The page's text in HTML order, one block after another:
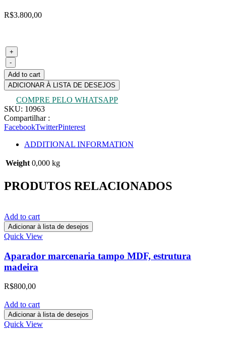
R$3.800,00
+
-
Add to cart
ADICIONAR À LISTA DE DESEJOS
COMPRE PELO WHATSAPP
SKU: 10963
Compartilhar :
FacebookTwitterPinterest
ADDITIONAL INFORMATION
Weight 0,000 kg
PRODUTOS RELACIONADOS
Add to cart
Adicionar à lista de desejos
Quick View
Aparador marcenaria tampo MDF, estrutura
madeira
R$800,00
Add to cart
Adicionar à lista de desejos
Quick View